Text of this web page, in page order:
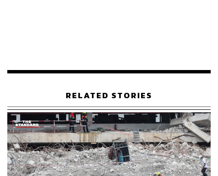
RELATED STORIES